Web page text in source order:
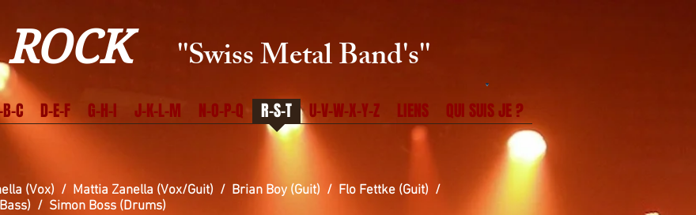
''Swiss Metal Band's''
(Vox) / Mattia Zanella (Vox/Guit) / Brian Boy (Guit) / Flo Fettke (Guit) /
Boss (Drums)
C D-E-F G-H-I J-K-L-M N-O-P-Q R-S-T U-V-W-X-Y-Z LIENS QUI SUIS JE ?